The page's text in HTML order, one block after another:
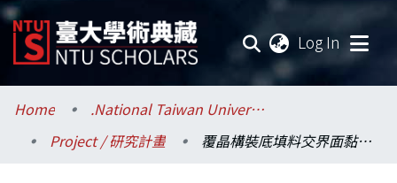
Log In
Communities & Collections
Research Outputs
Home
.National Taiwan University / 國立臺灣大學
Project / 研究計畫
覆晶構裝底填料交界面黏著力的模擬與評估2/3